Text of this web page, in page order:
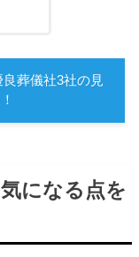
葬儀社3社の見
になる点を